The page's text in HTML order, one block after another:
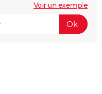
Voir un exemple